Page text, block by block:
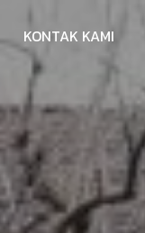
KONTAK KAMI